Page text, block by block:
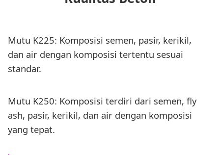
Mutu K225: Komposisi semen, pasir, kerikil,
dan air dengan komposisi tertentu sesuai
standar.
Mutu K250: Komposisi terdiri dari semen, fly
ash, pasir, kerikil, dan air dengan komposisi
yang tepat.